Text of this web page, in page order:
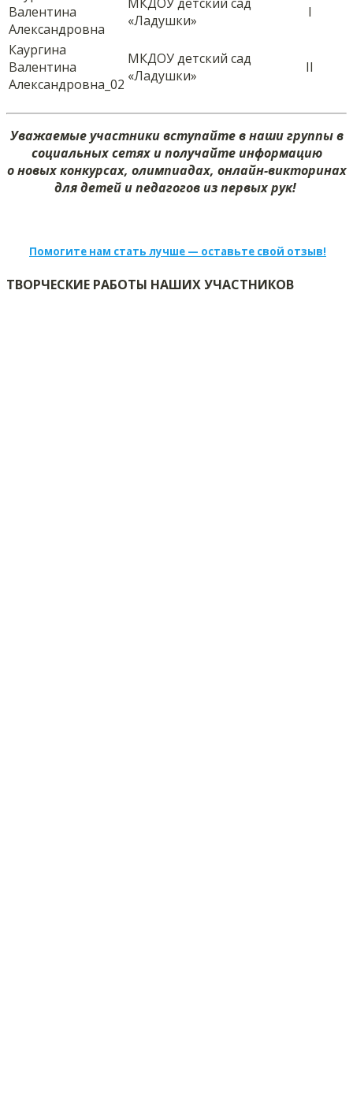
Валентина
Александровна
«Ладушки»
I
Каургина
Валентина
Александровна_02
МКДОУ детский сад
«Ладушки»
II
Уважаемые участники вступайте в наши группы в
социальных сетях и получайте информацию
о новых конкурсах, олимпиадах, онлайн-викторинах
для детей и педагогов из первых рук!
Помогите нам стать лучше — оставьте свой отзыв!
ТВОРЧЕСКИЕ РАБОТЫ НАШИХ УЧАСТНИКОВ